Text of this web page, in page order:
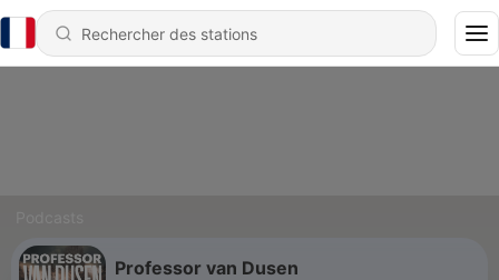
Professor van Dusen